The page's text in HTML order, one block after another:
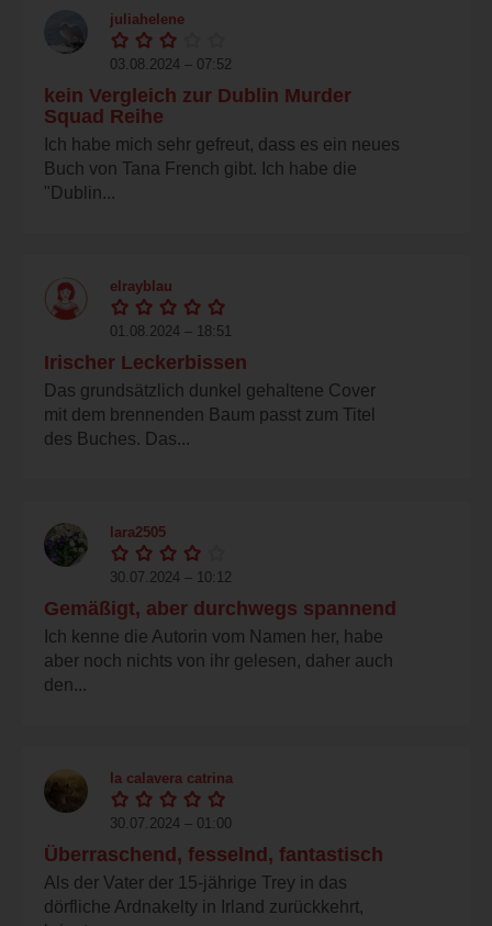
juliahelene
03.08.2024 – 07:52
kein Vergleich zur Dublin Murder
Squad Reihe
Ich habe mich sehr gefreut, dass es ein neues
Buch von Tana French gibt. Ich habe die
"Dublin...
elrayblau
01.08.2024 – 18:51
Irischer Leckerbissen
Das grundsätzlich dunkel gehaltene Cover
mit dem brennenden Baum passt zum Titel
des Buches. Das...
lara2505
30.07.2024 – 10:12
Gemäßigt, aber durchwegs spannend
Ich kenne die Autorin vom Namen her, habe
aber noch nichts von ihr gelesen, daher auch
den...
la calavera catrina
30.07.2024 – 01:00
Überraschend, fesselnd, fantastisch
Als der Vater der 15-jährige Trey in das
dörfliche Ardnakelty in Irland zurückkehrt,